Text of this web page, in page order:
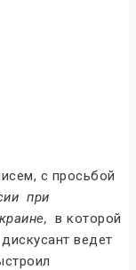
с просьбой
при
в которой
ведет